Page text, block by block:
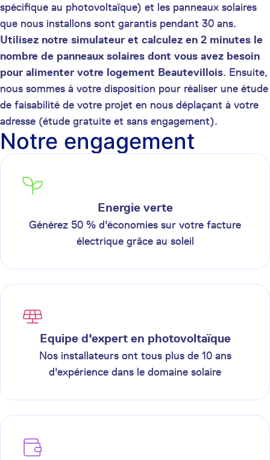
spécifique au photovoltaïque) et les panneaux solaires
que nous installons sont garantis pendant 30 ans.
Utilisez notre simulateur et calculez en 2 minutes le
nombre de panneaux solaires dont vous avez besoin
pour alimenter votre logement Beautevillois. Ensuite,
nous sommes à votre disposition pour réaliser une étude
de faisabilité de votre projet en nous déplaçant à votre
adresse (étude gratuite et sans engagement).
Notre engagement
Energie verte
Générez 50 % d'économies sur votre facture
électrique grâce au soleil
Equipe d'expert en photovoltaïque
Nos installateurs ont tous plus de 10 ans
d'expérience dans le domaine solaire